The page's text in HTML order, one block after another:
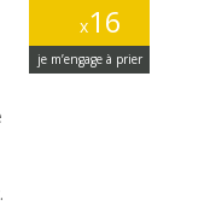
x16
je m’engage à prier